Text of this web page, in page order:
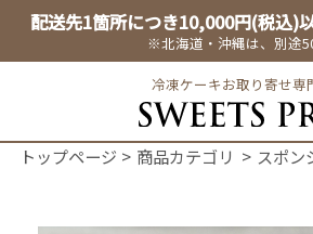
配送先1箇所につき10,000円(税込)
※北海道・沖縄は、別途
冷凍ケーキお取り寄せ専
トップページ 商品カテゴリ スポン